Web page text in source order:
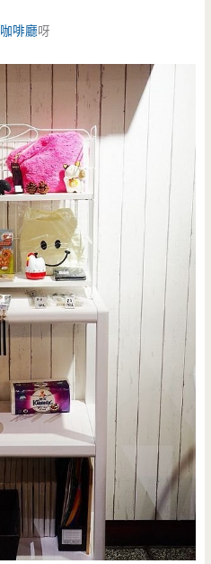
咖啡廳呀